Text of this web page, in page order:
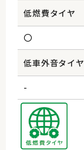
低燃費タイヤ
〇
低車外音タイヤ
-